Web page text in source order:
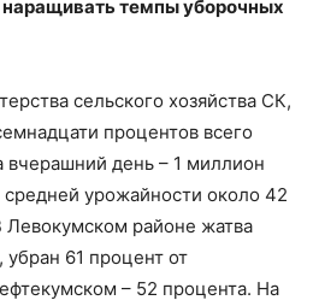
темпы уборочных
сельского хозяйства СК,
процентов всего
вчерашний день – 1 миллион
урожайности около 42
Левокумском районе жатва
убран 61 процент от
– 52 процента. На